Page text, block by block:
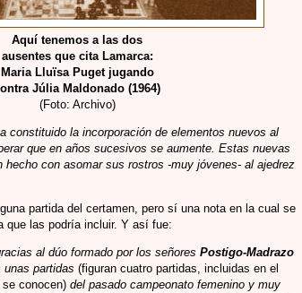
Aquí tenemos a las dos
ausentes que cita Lamarca:
Maria Lluïsa Puget jugando
Júlia Maldonado (1964)
(Foto: Archivo)
constituido la incorporación de elementos nuevos al
que en años sucesivos se aumente. Estas nuevas
hecho con asomar sus rostros -muy jóvenes- al ajedrez
partida del certamen, pero sí una nota en la cual se
que las podría incluir. Y así fue:
al dúo formado por los señores Postigo-Madrazo
unas partidas (figuran cuatro partidas, incluidas en el
conocen) del pasado campeonato femenino y muy